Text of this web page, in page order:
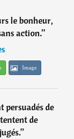
le bonheur,
action.”
Image
persuadés de
de
”